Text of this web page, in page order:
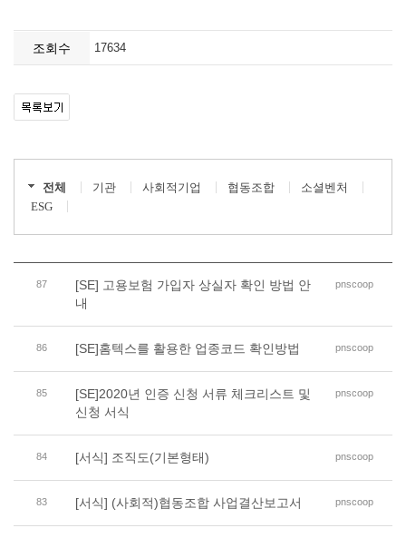
조회수 17634
전체 기관 사회적기업 협동조합
소셜벤처
ESG
87
[SE] 고용보험 가입자 상실자 확인 방법 안
내
pnscoop
86 [SE]홈텍스를 활용한 업종코드 확인방법 pnscoop
85
[SE]2020년 인증 신청 서류 체크리스트 및
신청 서식
pnscoop
84 [서식] 조직도(기본형태) pnscoop
83 [서식] (사회적)협동조합 사업결산보고서 pnscoop